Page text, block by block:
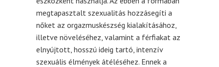
megtapasztalt szexualitás hozzásegíti a
nőket az orgazmuskészség kialakításához,
illetve növeléséhez, valamint a férfiakat az
elnyújtott, hosszú ideig tartó, intenzív
szexuális élmények átéléséhez. Ennek a